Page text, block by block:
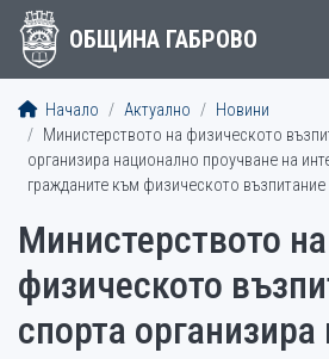
ОБЩИНА ГАБРОВО
Начало Актуално
Новини
Министерството на физическото
организира национално проучване на
гражданите към физическото възпитание
Министерството на
физическото
спорта